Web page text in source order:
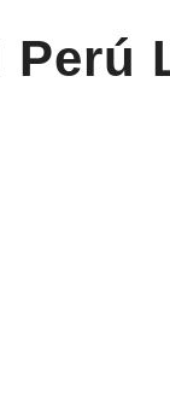
Perú